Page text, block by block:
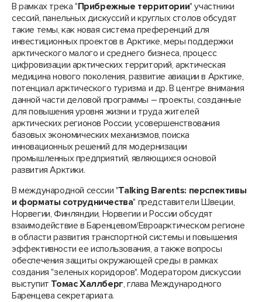
В рамках трека "Прибрежные территории" участники
сессий, панельных дискуссий и круглых столов обсудят
такие темы, как новая система преференций для
инвестиционных проектов в Арктике, меры поддержки
арктического малого и среднего бизнеса, процесс
цифровизации арктических территорий, арктическая
медицина нового поколения, развитие авиации в Арктике,
потенциал арктического туризма и др. В центре внимания
данной части деловой программы – проекты, созданные
для повышения уровня жизни и труда жителей
арктических регионов России, усовершенствования
базовых экономических механизмов, поиска
инновационных решений для модернизации
промышленных предприятий, являющихся основой
развития Арктики.
В международной сессии "Talking Barents: перспективы
и форматы сотрудничества" представители Швеции,
Норвегии, Финляндии, Норвегии и России обсудят
взаимодействие в Баренцевом/Евроарктическом регионе
в области развития транспортной системы и повышения
эффективности ее использования, а также вопросы
обеспечения защиты окружающей среды в рамках
создания "зеленых коридоров". Модератором дискуссии
выступит Томас Халлберг, глава Международного
Баренцева секретариата.